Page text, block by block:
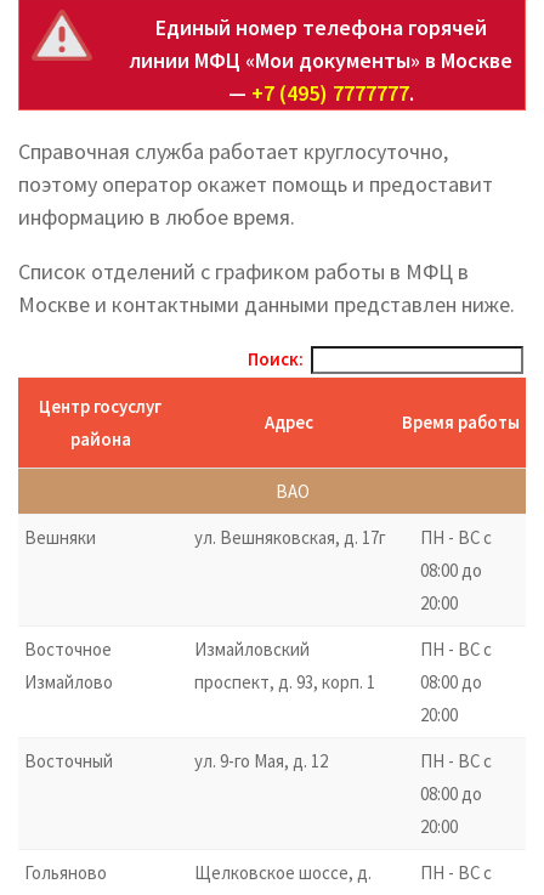
Единый номер телефона горячей
линии МФЦ «Мои документы» в Москве
— +7 (495) 7777777.
Справочная служба работает круглосуточно,
поэтому оператор окажет помощь и предоставит
информацию в любое время.
Список отделений с графиком работы в МФЦ в
Москве и контактными данными представлен ниже.
Поиск:
Центр госуслуг
района
Адрес Время работы
ВАО
Вешняки
ул. Вешняковская, д. 17г
ПН - ВС с
08:00 до
20:00
Восточное
Измайлово
Измайловский
проспект, д. 93, корп. 1
ПН - ВС с
08:00 до
20:00
Восточный
ул. 9-го Мая, д. 12
ПН - ВС с
08:00 до
20:00
Гольяново
Щелковское шоссе, д.
ПН - ВС с